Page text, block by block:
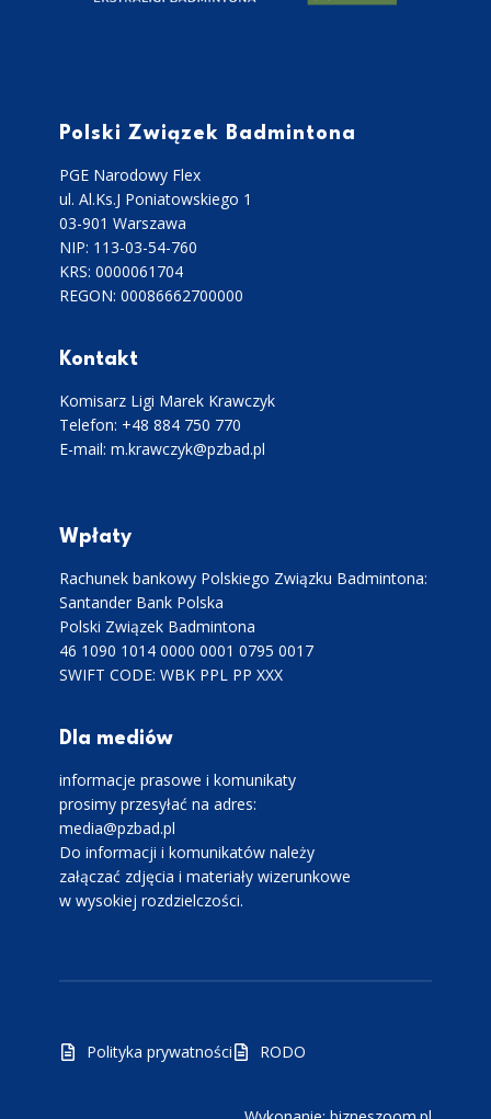
Polski Związek Badmintona
PGE Narodowy Flex
ul. Al.Ks.J Poniatowskiego 1
03-901 Warszawa
NIP: 113-03-54-760
KRS: 0000061704
REGON: 00086662700000
Kontakt
Komisarz Ligi Marek Krawczyk
Telefon: +48 884 750 770
E-mail: m.krawczyk@pzbad.pl
Wpłaty
Rachunek bankowy Polskiego Związku Badmintona:
Santander Bank Polska
Polski Związek Badmintona
46 1090 1014 0000 0001 0795 0017
SWIFT CODE: WBK PPL PP XXX
Dla mediów
informacje prasowe i komunikaty
prosimy przesyłać na adres:
media@pzbad.pl
Do informacji i komunikatów należy
załączać zdjęcia i materiały wizerunkowe
w wysokiej rozdzielczości.
Polityka prywatności RODO